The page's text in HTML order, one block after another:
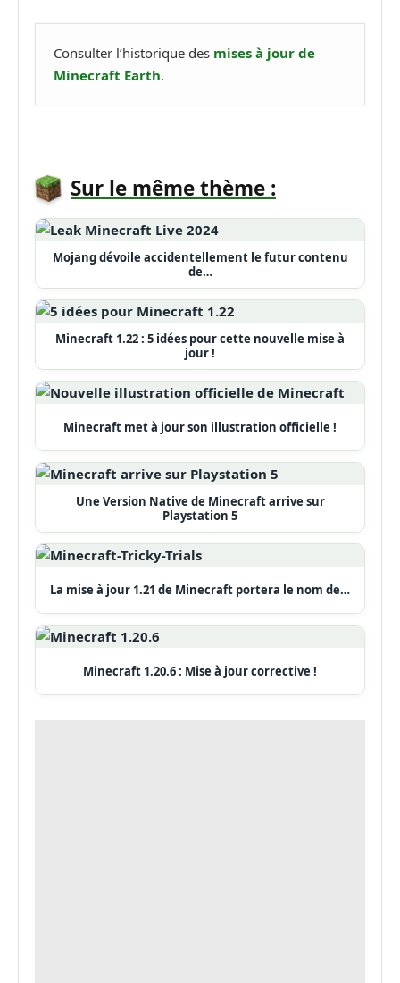
Consulter l’historique des mises à jour de
Minecraft Earth.
Sur le même thème :
Mojang dévoile accidentellement le futur contenu
de…
Minecraft 1.22 : 5 idées pour cette nouvelle mise à
jour !
Minecraft met à jour son illustration officielle !
Une Version Native de Minecraft arrive sur
Playstation 5
La mise à jour 1.21 de Minecraft portera le nom de…
Minecraft 1.20.6 : Mise à jour corrective !